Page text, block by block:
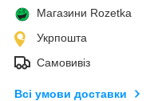
Магазини Rozetka
Укрпошта
Самовивіз
Всі умови доставки